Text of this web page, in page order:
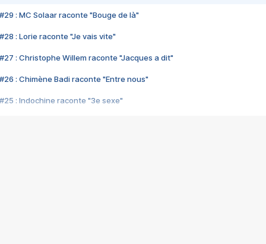
#29 : MC Solaar raconte "Bouge de là"
#28 : Lorie raconte "Je vais vite"
#27 : Christophe Willem raconte "Jacques a dit"
#26 : Chimène Badi raconte "Entre nous"
#25 : Indochine raconte "3e sexe"